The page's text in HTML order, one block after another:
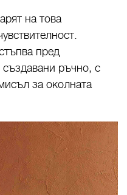
на това
пред
ръчно, с
за околната